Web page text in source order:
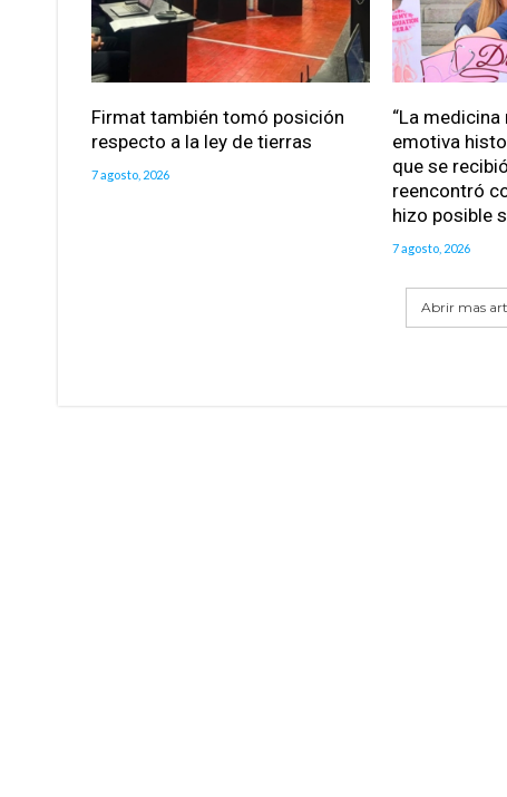
Firmat también tomó posición
respecto a la ley de tierras
7 agosto, 2026
“La medicina
emotiva
que se
reencontró
hizo posible
7 agosto, 2026
Abrir mas